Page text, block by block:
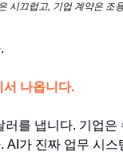
시끄럽고, 기업 계약은 조
서 나옵니다.
러를 냅니다. 기업은
AI가 진짜 업무 시스